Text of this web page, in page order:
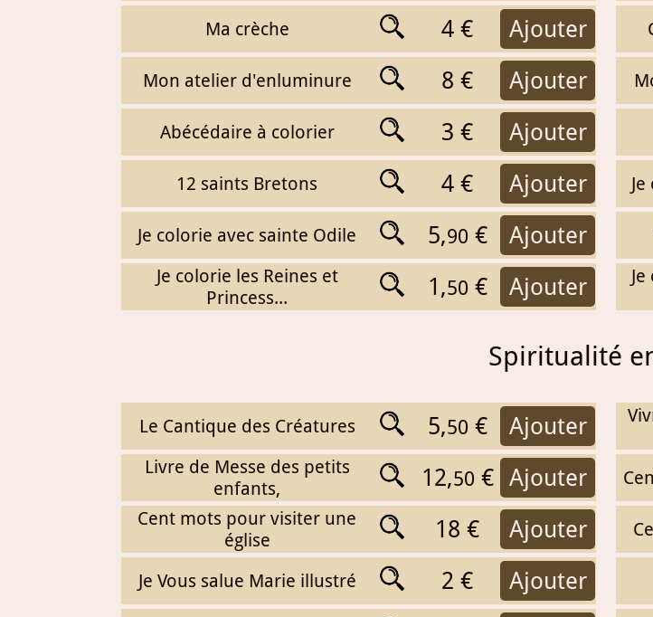
Ma crèche 4 € Ajouter
Mon atelier d'enluminure 8 € Ajouter
Abécédaire à colorier 3 € Ajouter
12 saints Bretons 4 € Ajouter
Je colorie avec sainte Odile 5,90 € Ajouter
Je colorie les Reines et
Princess...
1,50 € Ajouter
Spiritualité
Le Cantique des Créatures 5,50 € Ajouter
Livre de Messe des petits
enfants,
12,50 € Ajouter
Cent mots pour visiter une
église
18 € Ajouter
Je Vous salue Marie illustré 2 € Ajouter